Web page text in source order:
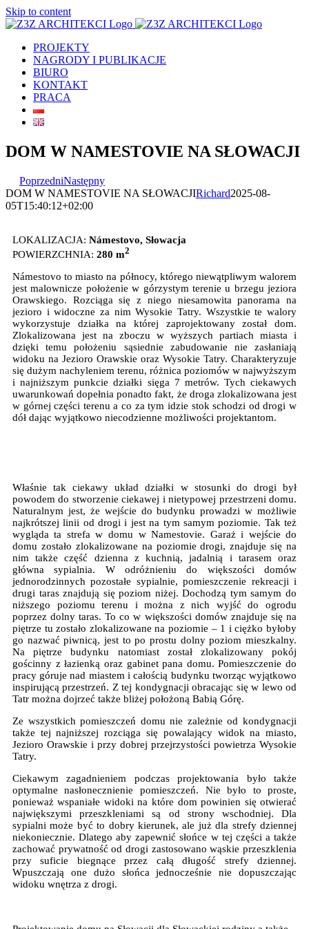
Skip to content
PROJEKTY
NAGRODY I PUBLIKACJE
BIURO
KONTAKT
PRACA
DOM W NAMESTOVIE NA SŁOWACJI
PoprzedniNastępny
DOM W NAMESTOVIE NA SŁOWACJIRichard2025-08-
05T15:40:12+02:00
LOKALIZACJA: Námestovo, Słowacja
POWIERZCHNIA: 280 m2
Námestovo to miasto na północy, którego niewątpliwym walorem
jest malownicze położenie w górzystym terenie u brzegu jeziora
Orawskiego. Rozciąga się z niego niesamowita panorama na
jezioro i widoczne za nim Wysokie Tatry. Wszystkie te walory
wykorzystuje działka na której zaprojektowany został dom.
Zlokalizowana jest na zboczu w wyższych partiach miasta i
dzięki temu położeniu sąsiednie zabudowanie nie zasłaniają
widoku na Jezioro Orawskie oraz Wysokie Tatry. Charakteryzuje
się dużym nachyleniem terenu, różnica poziomów w najwyższym
i najniższym punkcie działki sięga 7 metrów. Tych ciekawych
uwarunkowań dopełnia ponadto fakt, że droga zlokalizowana jest
w górnej części terenu a co za tym idzie stok schodzi od drogi w
dół dając wyjątkowo niecodzienne możliwości projektantom.
Właśnie tak ciekawy układ działki w stosunki do drogi był
powodem do stworzenie ciekawej i nietypowej przestrzeni domu.
Naturalnym jest, że wejście do budynku prowadzi w możliwie
najkrótszej linii od drogi i jest na tym samym poziomie. Tak też
wygląda ta strefa w domu w Namestovie. Garaż i wejście do
domu zostało zlokalizowane na poziomie drogi, znajduje się na
nim także część dzienna z kuchnią, jadalnią i tarasem oraz
główna sypialnia. W odróżnieniu do większości domów
jednorodzinnych pozostałe sypialnie, pomieszczenie rekreacji i
drugi taras znajdują się poziom niżej. Dochodzą tym samym do
niższego poziomu terenu i można z nich wyjść do ogrodu
poprzez dolny taras. To co w większości domów znajduje się na
piętrze tu zostało zlokalizowane na poziomie – 1 i ciężko byłoby
go nazwać piwnicą, jest to po prostu dolny poziom mieszkalny.
Na piętrze budynku natomiast został zlokalizowany pokój
gościnny z łazienką oraz gabinet pana domu. Pomieszczenie do
pracy góruje nad miastem i całością budynku tworząc wyjątkowo
inspirującą przestrzeń. Z tej kondygnacji obracając się w lewo od
Tatr można dojrzeć także bliżej położoną Babią Górę.
Ze wszystkich pomieszczeń domu nie zależnie od kondygnacji
także tej najniższej rozciąga się powalający widok na miasto,
Jezioro Orawskie i przy dobrej przejrzystości powietrza Wysokie
Tatry.
Ciekawym zagadnieniem podczas projektowania było także
optymalne nasłonecznienie pomieszczeń. Nie było to proste,
ponieważ wspaniałe widoki na które dom powinien się otwierać
największymi przeszkleniami są od strony wschodniej. Dla
sypialni może być to dobry kierunek, ale już dla strefy dziennej
niekoniecznie. Dlatego aby zapewnić słońce w tej części a także
zachować prywatność od drogi zastosowano wąskie przeszklenia
przy suficie biegnące przez całą długość strefy dziennej.
Wpuszczają one dużo słońca jednocześnie nie dopuszczając
widoku wnętrza z drogi.